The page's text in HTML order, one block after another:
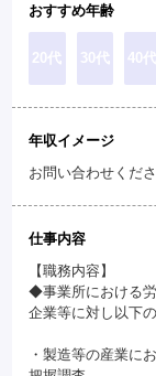
おすすめ年齢
20代 30代 40代
年収イメージ
お問い合わせくだ
仕事内容
【職務内容】
◆事業所における
企業等に対し以下
・製造等の産業に